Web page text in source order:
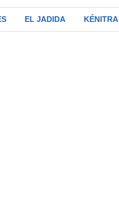
EL JADIDA KÉNITRA